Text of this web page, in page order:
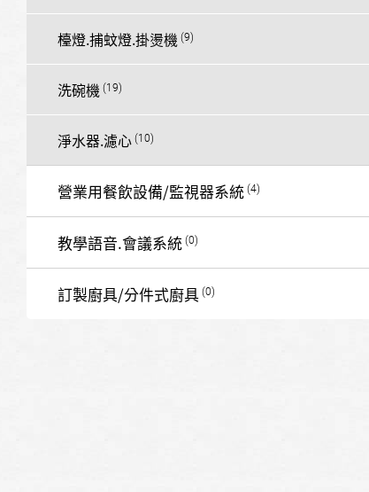
檯燈.捕蚊燈.掛燙機
洗碗機
淨水器.濾心
營業用餐飲設備/監視器系統
教學語音.會議系統
訂製廚具/分件式廚具